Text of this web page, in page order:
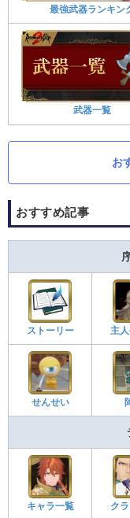
最強武器ランキン
武器一覧
お
おすすめ記事
ストーリー 主
せんせい
キャラ一覧 ク